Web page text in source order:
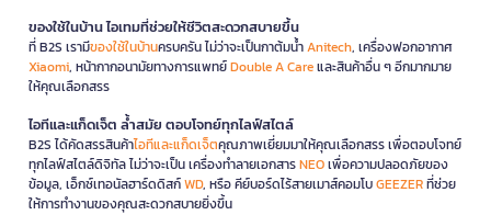
ของใช้ในบ้าน ไอเทมที่ช่วยให้ชีวิตสะดวกสบายขึ้น
ที่ B2S เรามีของใช้ในบ้านครบครัน ไม่ว่าจะเป็นกาต้มน้ำAnitech, เครื่องฟอกอากาศ
Xiaomi, หน้ากากอนามัยทางการแพทย์Double A Careและสินค้าอื่น ๆ อีกมากมาย
ให้คุณเลือกสรร
ไอทีและแก็ดเจ็ต ล้ำสมัย ตอบโจทย์ทุกไลฟ์สไตล์
B2S ได้คัดสรรสินค้าไอทีและแก็ดเจ็ตคุณภาพเยี่ยมมาให้คุณเลือกสรร เพื่อตอบโจทย์
ทุกไลฟ์สไตล์ดิจิทัล ไม่ว่าจะเป็น เครื่องทำลายเอกสารNEOเพื่อความปลอดภัยของ
ข้อมูล, เอ็กซ์เทอนัลฮาร์ดดิสก์WD, หรือ คีย์บอร์ดไร้สายเมาส์คอมโบGEEZERที่ช่วย
ให้การทำงานของคุณสะดวกสบายยิ่งขึ้น